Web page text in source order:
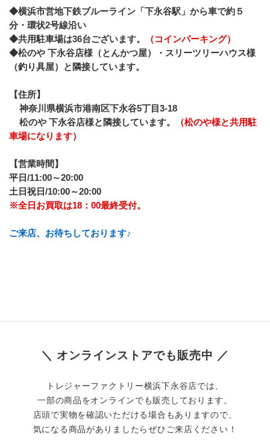
◆横浜市営地下鉄ブルーライン「下永谷駅」から車で約５
分・環状2号線沿い
◆共用駐車場は36台ございます。
（コインパーキング）
◆松のや 下永谷店様（とんかつ屋）・スリーツリーハウス様
（釣り具屋）と隣接しています。
【住所】
神奈川県横浜市港南区下永谷5丁目3-18
松のや 下永谷店様と隣接しています。
（松のや様と共用駐
車場になります）
【営業時間】
平日/11:00～20:00
土日祝日/10:00～20:00
※全日お買取は18：00最終受付。
ご来店、お待ちしております♪
＼ オンラインストアでも販売中 ／
トレジャーファクトリー横浜下永谷店では、
一部の商品をオンラインでも販売しております。
店頭で実物を確認いただける場合もありますので、
気になる商品がありましたらぜひご来店ください！